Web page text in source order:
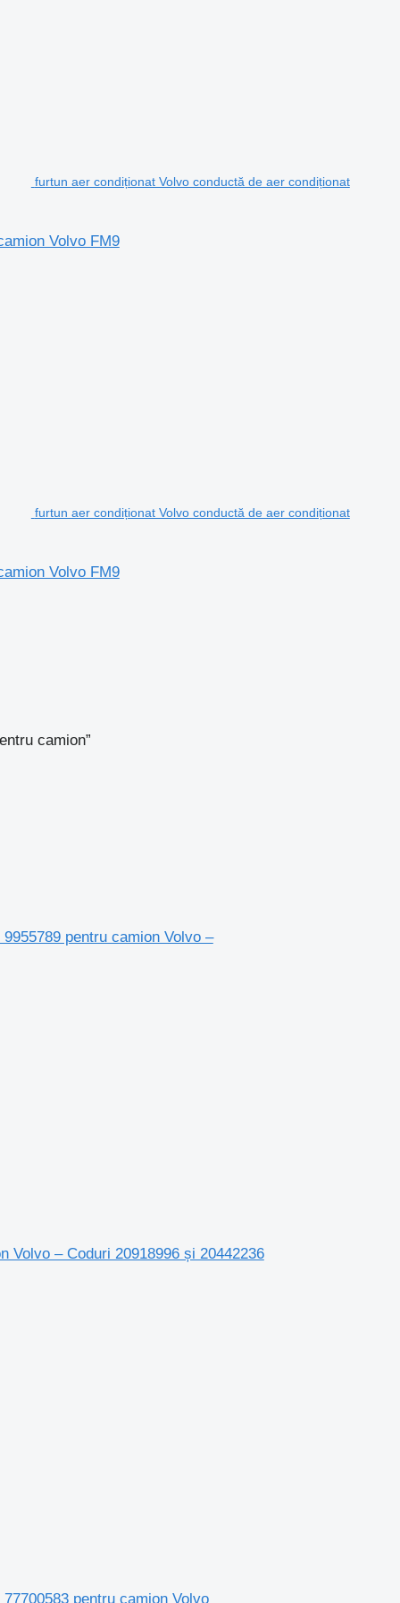
furtun aer condiționat Volvo conductă de aer condiționat
Volvo FM9
furtun aer condiționat Volvo conductă de aer condiționat
Volvo FM9
camion”
pentru camion Volvo –
Volvo – Coduri 20918996 și 20442236
pentru camion Volvo